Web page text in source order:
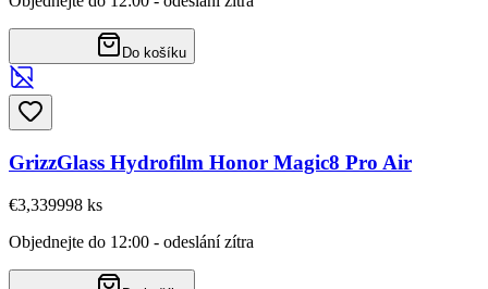
Do košíku
GrizzGlass Hydrofilm Honor Magic8 Pro Air
€3,339998 ks
Objednejte do 12:00 - odeslání zítra